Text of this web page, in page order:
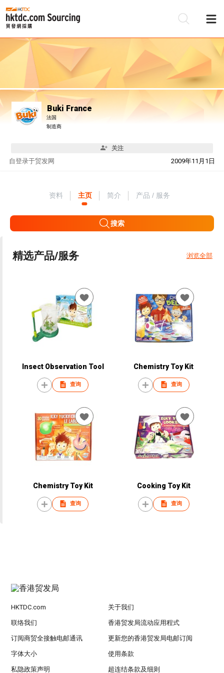
Buki France
法国
制造商
关注
自 2009年11月1日
登录于贸发网
资料 主页 简介 产品 / 服务
搜索
精选产品/服务 浏览全部
Insect Observation Tool
查询
Chemistry Toy Kit
查询
Chemistry Toy Kit
查询
Cooking Toy Kit
查询
HKTDC.com 关于我们
联络我们 香港贸发局流动应用程式
订阅商贸全接触电邮通讯 更新您的香港贸发局电邮订阅
字体大小 使用条款
私隐政策声明 超连结条款及细则